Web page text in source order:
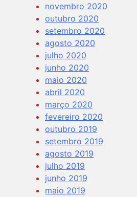
novembro 2020
outubro 2020
setembro 2020
agosto 2020
julho 2020
junho 2020
maio 2020
abril 2020
março 2020
fevereiro 2020
outubro 2019
setembro 2019
agosto 2019
julho 2019
junho 2019
maio 2019